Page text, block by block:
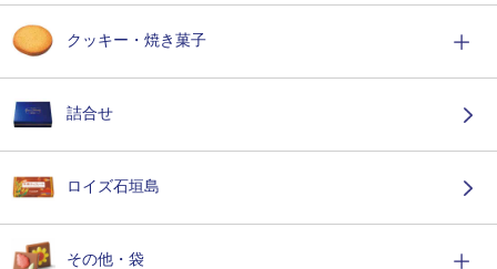
クッキー・焼き菓子
詰合せ
ロイズ石垣島
その他・袋